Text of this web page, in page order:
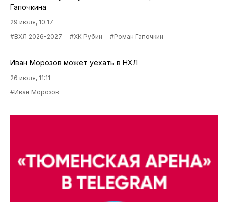
Гапочкина
29 июля, 10:17
#ВХЛ 2026-2027
#ХК Рубин #Роман Гапочкин
Иван Морозов может уехать в НХЛ
26 июля, 11:11
#Иван Морозов